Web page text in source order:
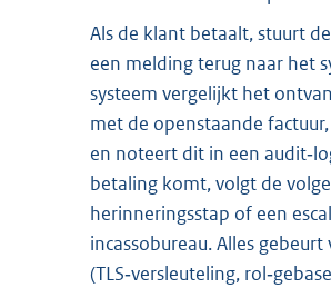
Als de klant betaalt, stuurt
een melding terug naar het
systeem vergelijkt het
met de openstaande
en noteert dit in een
betaling komt, volgt de
herinneringsstap of een
incassobureau. Alles gebeurt
(TLS‑versleuteling,